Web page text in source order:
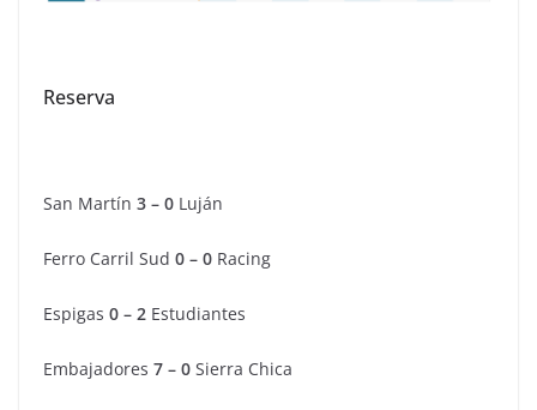
Reserva
San Martín 3 – 0 Luján
Ferro Carril Sud 0 – 0 Racing
Espigas 0 – 2 Estudiantes
Embajadores 7 – 0 Sierra Chica